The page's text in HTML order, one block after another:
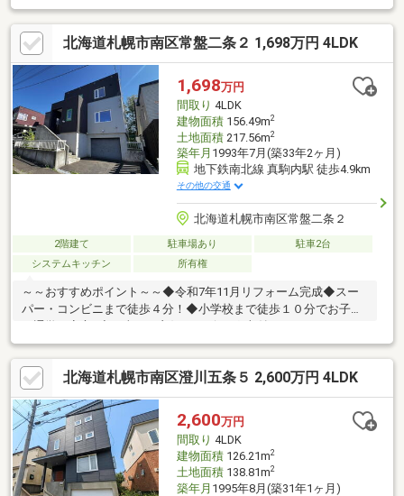
演出しています。 屋根部分には太陽光パネルを設置し、電気代
の節約にもつなげられます。○耐震等級３等級を取得、制震ユニ
ットMIRAIEが設置され、地震への対策がなされています。○駐車
スペース2～3台分有！（車種による）
北海道札幌市南区常盤二条２ 1,698万円 4LDK
1,698万円
間取り 4LDK
建物面積156.49m2
土地面積217.56m2
築年月 1993年7月(築33年2ヶ月)
地下鉄南北線 真駒内駅 徒歩4.9km
その他の交通
北海道札幌市南区常盤二条２
2階建て 駐車場あり
駐車2台
システムキッチン
所有権
～～おすすめポイント～～◆令和7年11月リフォーム完成◆スー
パー・コンビニまで徒歩４分！◆小学校まで徒歩１０分でお子様
り！※現状有姿渡しとなります※メイン画像は、AIによる家具配置
イメージです。▼▼ 打ち合わせ・見学プランご用意しておりま
す▼▼ ＜探し始めの方向け＞しっかりコース(1h~)/サクッと
コース(0.5h~) 詳しくは物件詳細下段の「イベント情報」をご
覧ください。
北海道札幌市南区澄川五条５ 2,600万円 4LDK
2,600万円
間取り 4LDK
建物面積126.21m2
土地面積138.81m2
築年月 1995年8月(築31年1ヶ月)